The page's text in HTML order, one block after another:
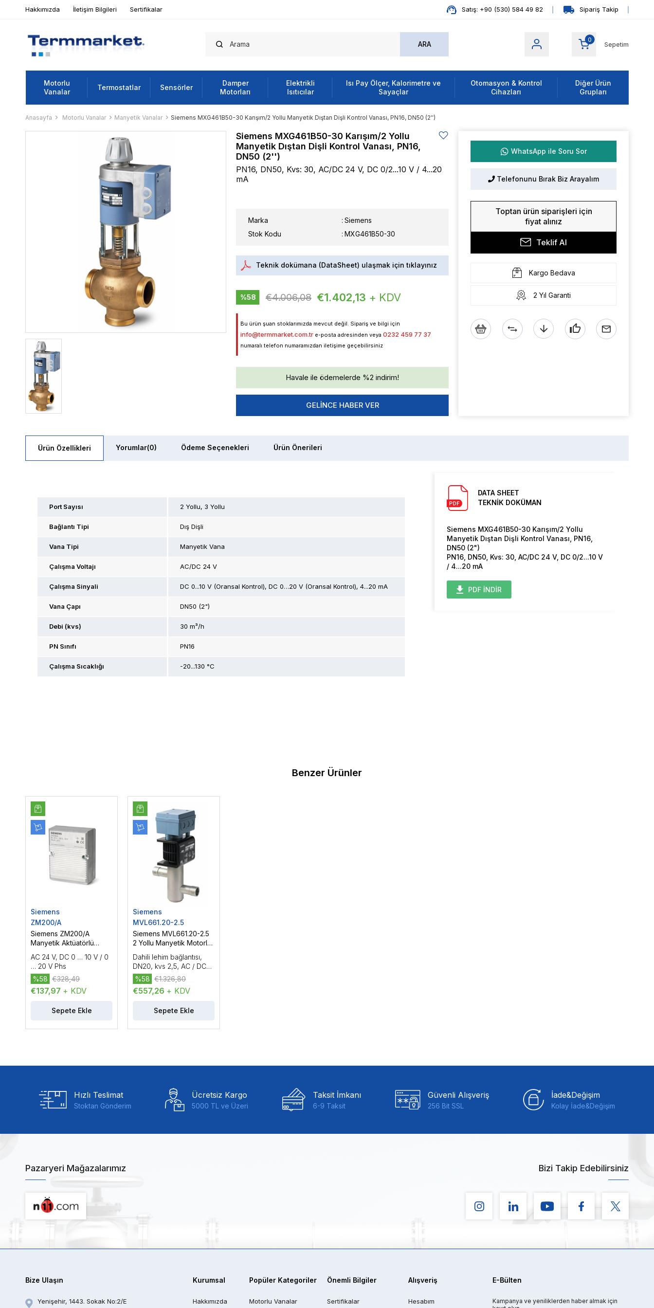
Hakkımızda İletişim Bilgileri Sertifikalar Satış: +90 (530) 584 49 82 Sipariş Takip
Sepetim
0
Motorlu
Vanalar
Termostatlar Sensörler
Damper
Motorları
Elektrikli
Isıtıcılar
Isı Pay Ölçer, Kalorimetre ve
Sayaçlar
Otomasyon & Kontrol
Cihazları
Diğer Ürün
Grupları
Anasayfa Motorlu Vanalar Manyetik Vanalar Siemens MXG461B50-30 Karışım/2 Yollu Manyetik Dıştan Dişli Kontrol Vanası, PN16, DN50 (2'')
Siemens MXG461B50-30 Karışım/2 Yollu
Manyetik Dıştan Dişli Kontrol Vanası, PN16,
DN50 (2'')
PN16, DN50, Kvs: 30, AC/DC 24 V, DC 0/2...10 V / 4...20
mA
Marka : Siemens
Stok Kodu
MXG461B50-30
Teknik dokümana (DataSheet) ulaşmak için tıklayınız
%58
İndirim
€4.006,08 €1.402,13 + KDV
Bu ürün şuan stoklarımızda mevcut değil. Sipariş ve bilgi için
info@termmarket.com.tr e-posta adresinden veya 0232 459 77 37
numaralı telefon numaramızdan iletişime geçebilirsiniz
Havale ile ödemelerde %2 indirim!
GELINCE HABER VER
WhatsApp ile Soru Sor
Telefonunu Bırak Biz Arayalım
Toptan ürün siparişleri için
fiyat alınız
Teklif Al
Kargo Bedava
2 Yıl Garanti
Ürün Özellikleri Yorumlar(0) Ödeme Seçenekleri Ürün Önerileri
DATA SHEET
TEKNİK DOKÜMAN
Siemens MXG461B50-30 Karışım/2 Yollu
Manyetik Dıştan Dişli Kontrol Vanası, PN16,
DN50 (2")
PN16, DN50, Kvs: 30, AC/DC 24 V, DC 0/2...10 V
/ 4...20 mA
PDF İNDİR
Port Sayısı 2 Yollu 3 Yollu
Bağlantı Tipi Dış Dişli
Vana Tipi Manyetik Vana
Çalışma Voltajı AC/DC 24 V
Çalışma Sinyali DC 0...10 V (Oransal Kontrol) DC 0…20 V (Oransal Kontrol) 4...20 mA
Vana Çapı DN50 (2")
Debi (kvs) 30 m³/h
PN Sınıfı PN16
Çalışma Sıcaklığı -20...130 °C
Benzer Ürünler
Siemens
ZM200/A
Siemens ZM200/A
Manyetik Aktüatörlü
Terminal Muhafazası
AC 24 V, DC 0 … 10 V / 0
… 20 V Phs
€137,97 + KDV
%58 €328,49
Sepete Ekle
Siemens
MVL661.20-2.5
Siemens MVL661.20-2.5
2 Yollu Manyetik Motorlu
kvs 2,5
Dahili lehim bağlantısı,
DN20, kvs 2,5, AC / DC
24 V, DC 0/2...10 V /
0/4...20 mA
€557,26 + KDV
%58 €1.326,80
Sepete Ekle
Hızlı Teslimat
Stoktan Gönderim
Ücretsiz Kargo
5000 TL ve Üzeri
Taksit İmkanı
6-9 Taksit
Güvenli Alışveriş
256 Bit SSL
İade&Değişim
Kolay İade&Değişim
Pazaryeri Mağazalarımız Bizi Takip Edebilirsiniz
Bize Ulaşın
Yenişehir, 1443. Sokak No:2/E
Kurumsal
Hakkımızda
Popüler Kategoriler
Motorlu Vanalar
Önemli Bilgiler
Sertifikalar
Alışveriş
Hesabım
E-Bülten
Kampanya ve yeniliklerden haber almak için